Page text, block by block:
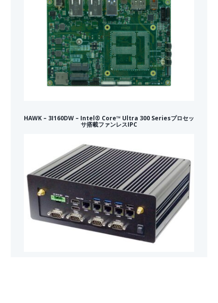
HAWK – 3I160DW – Intel® Core™ Ultra 300 Seriesプロセッ
サ搭載ファンレスIPC